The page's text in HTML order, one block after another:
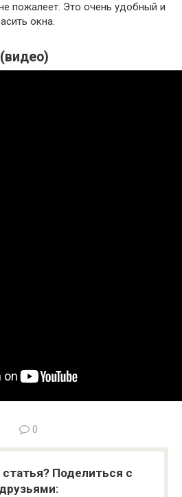
пожалеет. Это очень удобный и
окна.
0
Поделиться с
друзьями: